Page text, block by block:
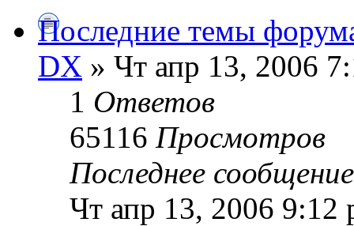
Последние темы
DX » Чт апр 13, 2006
1 Ответов
65116 Просмотров
Последнее
Чт апр 13, 2006 9:12